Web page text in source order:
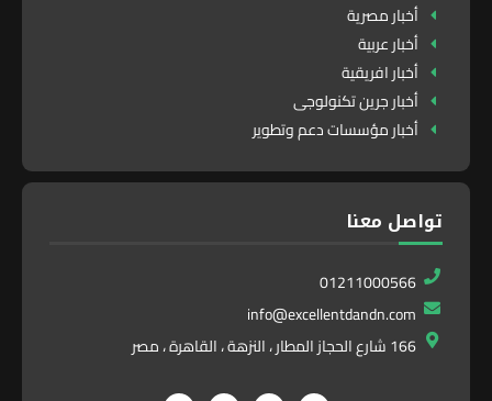
أخبار مصرية
أخبار عربية
أخبار افريقية
أخبار جرين تكنولوجى
أخبار مؤسسات دعم وتطوير
تواصل معنا
01211000566
info@excellentdandn.com
166 شارع الحجاز المطار ، النزهة ، القاهرة ، مصر